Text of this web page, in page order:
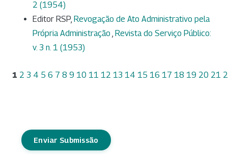
2 (1954)
Editor RSP, Revogação de Ato Administrativo pela
Própria Administração , Revista do Serviço Público:
v. 3 n. 1 (1953)
1 2 3 4 5 6 7 8 9 10 11 12 13 14 15 16 17 18 19 20 21
Enviar Submissão